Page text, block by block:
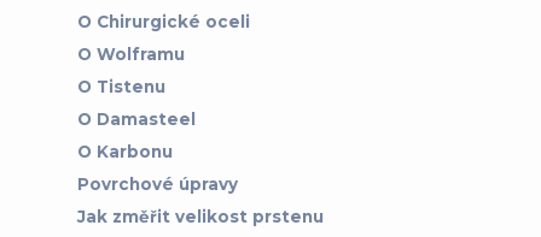
O Chirurgické oceli
O Wolframu
O Tistenu
O Damasteel
O Karbonu
Povrchové úpravy
Jak změřit velikost prstenu